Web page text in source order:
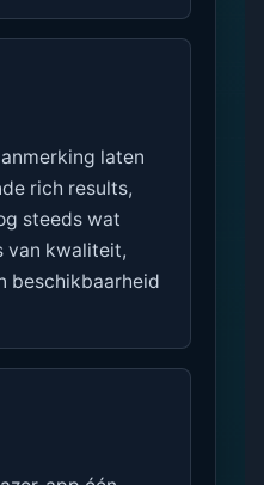
laten
rich results,
steeds wat
van kwaliteit,
beschikbaarheid